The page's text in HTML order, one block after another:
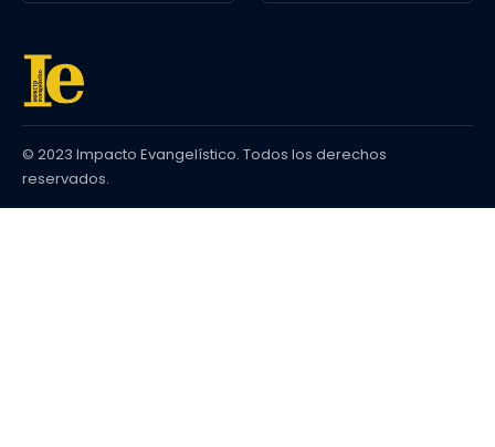
© 2023 Impacto Evangelístico. Todos los derechos
reservados.